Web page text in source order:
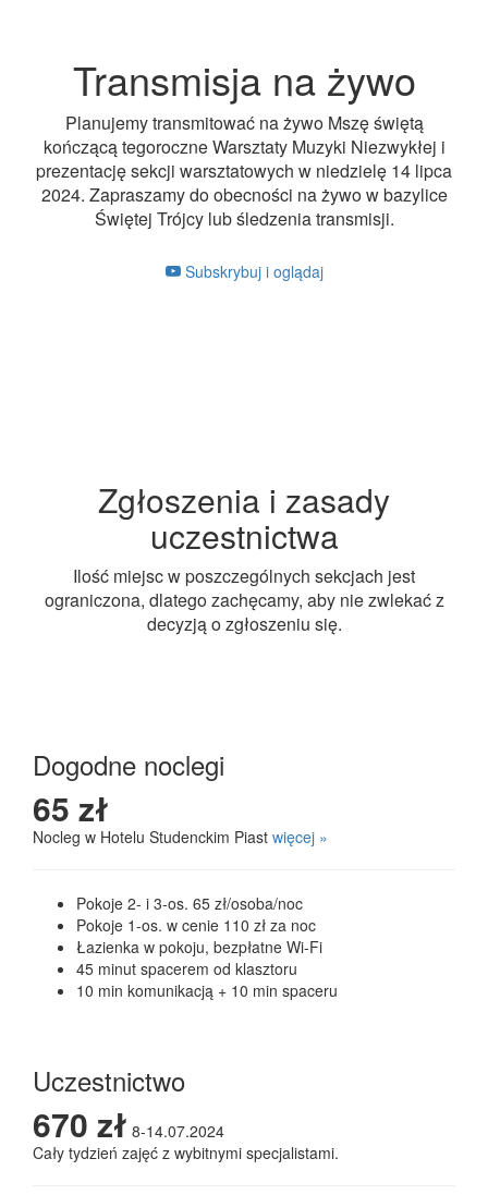
Transmisja na żywo
Planujemy transmitować na żywo Mszę świętą
kończącą tegoroczne Warsztaty Muzyki Niezwykłej i
prezentację sekcji warsztatowych w niedzielę 14 lipca
2024. Zapraszamy do obecności na żywo w bazylice
Świętej Trójcy lub śledzenia transmisji.
Subskrybuj i oglądaj
Zgłoszenia i zasady
uczestnictwa
Ilość miejsc w poszczególnych sekcjach jest
ograniczona, dlatego zachęcamy, aby nie zwlekać z
decyzją o zgłoszeniu się.
Dogodne noclegi
65 zł
Nocleg w Hotelu Studenckim Piast więcej »
Pokoje 2- i 3-os. 65 zł/osoba/noc
Pokoje 1-os. w cenie 110 zł za noc
Łazienka w pokoju, bezpłatne Wi-Fi
45 minut spacerem od klasztoru
10 min komunikacją + 10 min spaceru
Uczestnictwo
670 zł 8-14.07.2024
Cały tydzień zajęć z wybitnymi specjalistami.